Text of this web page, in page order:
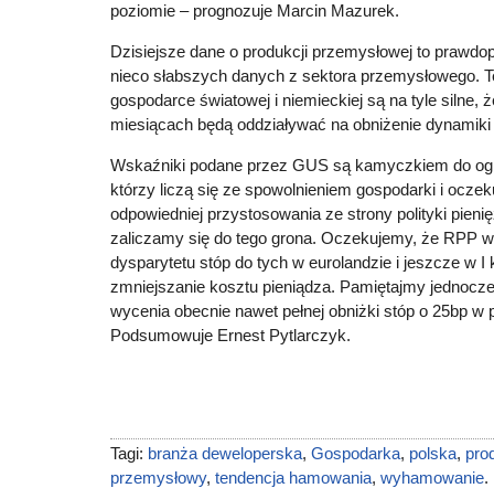
poziomie – prognozuje Marcin Mazurek.
Dzisiejsze dane o produkcji przemysłowej to
nieco słabszych danych z sektora przemysłowego.
gospodarce światowej i niemieckiej są na tyle silne,
miesiącach będą oddziaływać na obniżenie
Wskaźniki podane przez GUS są kamyczkiem do
którzy liczą się ze spowolnieniem gospodarki i
odpowiedniej przystosowania ze strony polityki
zaliczamy się do tego grona. Oczekujemy, że RPP
dysparytetu stóp do tych w eurolandzie i jeszcze w I
zmniejszanie kosztu pieniądza. Pamiętajmy
wycenia obecnie nawet pełnej obniżki stóp o 25bp w
Podsumowuje Ernest Pytlarczyk.
Tagi: branża deweloperska, Gospodarka, polska,
przemysłowy, tendencja hamowania, wyhamowanie.